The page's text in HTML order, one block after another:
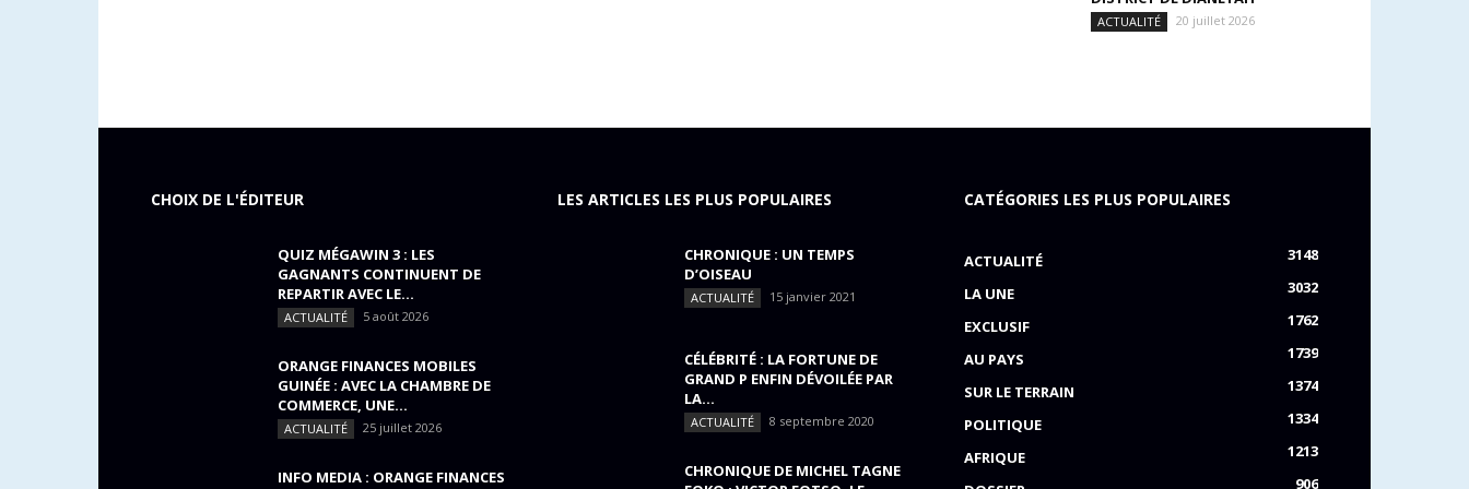
ACTUALITÉ 20 juillet 2026
CHOIX DE L'ÉDITEUR
QUIZ MÉGAWIN 3 : LES
GAGNANTS CONTINUENT DE
REPARTIR AVEC LE...
ACTUALITÉ 5 août 2026
ORANGE FINANCES MOBILES
GUINÉE : AVEC LA CHAMBRE DE
COMMERCE, UNE...
ACTUALITÉ 25 juillet 2026
INFO MEDIA : ORANGE FINANCES
LES ARTICLES LES PLUS POPULAIRES
CHRONIQUE : UN TEMPS
D’OISEAU
ACTUALITÉ 15 janvier 2021
CÉLÉBRITÉ : LA FORTUNE DE
GRAND P ENFIN DÉVOILÉE PAR
LA...
ACTUALITÉ 8 septembre 2020
CHRONIQUE DE MICHEL TAGNE
CATÉGORIES LES PLUS POPULAIRES
ACTUALITÉ
3148
LA UNE
3032
EXCLUSIF
1762
AU PAYS
1739
SUR LE TERRAIN
1374
POLITIQUE
1334
AFRIQUE
1213
906